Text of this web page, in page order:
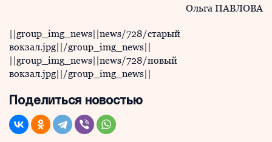
Ольга ПАВЛОВА
||group_img_news||news/728/старый
вокзал.jpg||/group_img_news||
||group_img_news||news/728/новый
вокзал.jpg||/group_img_news||
Поделиться новостью